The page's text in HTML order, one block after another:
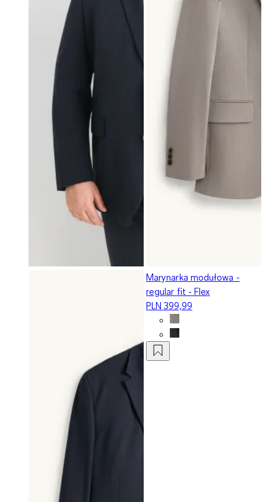
Marynarka modułowa -
regular fit - Flex
PLN 399,99